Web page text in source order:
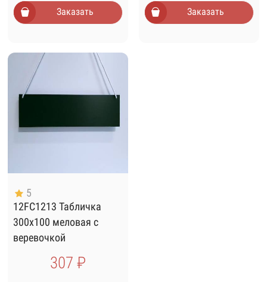
Заказать Заказать
5
12FC1213 Табличка
300х100 меловая с
веревочкой
307 ₽